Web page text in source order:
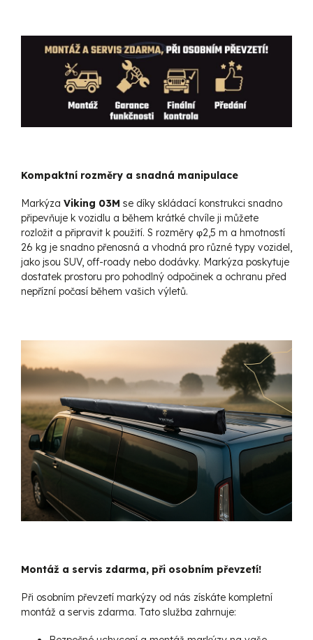
Kompaktní rozměry a snadná manipulace
Markýza Viking 03M se díky skládací konstrukci snadno
připevňuje k vozidlu a během krátké chvíle ji můžete
rozložit a připravit k použití. S rozměry φ2,5 m a hmotností
26 kg je snadno přenosná a vhodná pro různé typy vozidel,
jako jsou SUV, off-roady nebo dodávky. Markýza poskytuje
dostatek prostoru pro pohodlný odpočinek a ochranu před
nepřízní počasí během vašich výletů.
Montáž a servis zdarma, při osobním převzetí!
Při osobním převzetí markýzy od nás získáte kompletní
montáž a servis zdarma. Tato služba zahrnuje: